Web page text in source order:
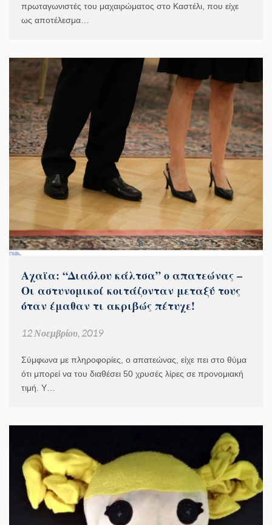
πρωταγωνιστές του μαχαιρώματος στο Καστέλι, που είχε
ως αποτέλεσμα…
Αχαϊα: “Διαόλου κάλτσα” ο απατεώνας –
Οι αστυνομικοί κοιτάζονταν μεταξύ τους
όταν έμαθαν τι ακριβώς πέτυχε!
12 Νοεμβρίου, 2019
Σύμφωνα με πληροφορίες, ο απατεώνας, είχε πει στο θύμα
ότι μπορεί να του διαθέσει 50 χρυσές λίρες σε προνομιακή
τιμή. Υ…